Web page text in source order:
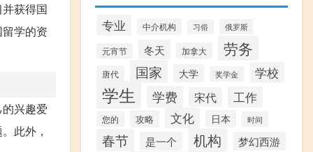
获得国
学的资
兴趣爱
此外，
专业 中介机构 习俗 俄罗斯
元宵节 冬天 加拿大 劳务
唐代 国家 大学 奖学金 学校
学生 学费 宋代 工作
您的 攻略 文化 日本 时间
春节 是一个 机构 梦幻西游